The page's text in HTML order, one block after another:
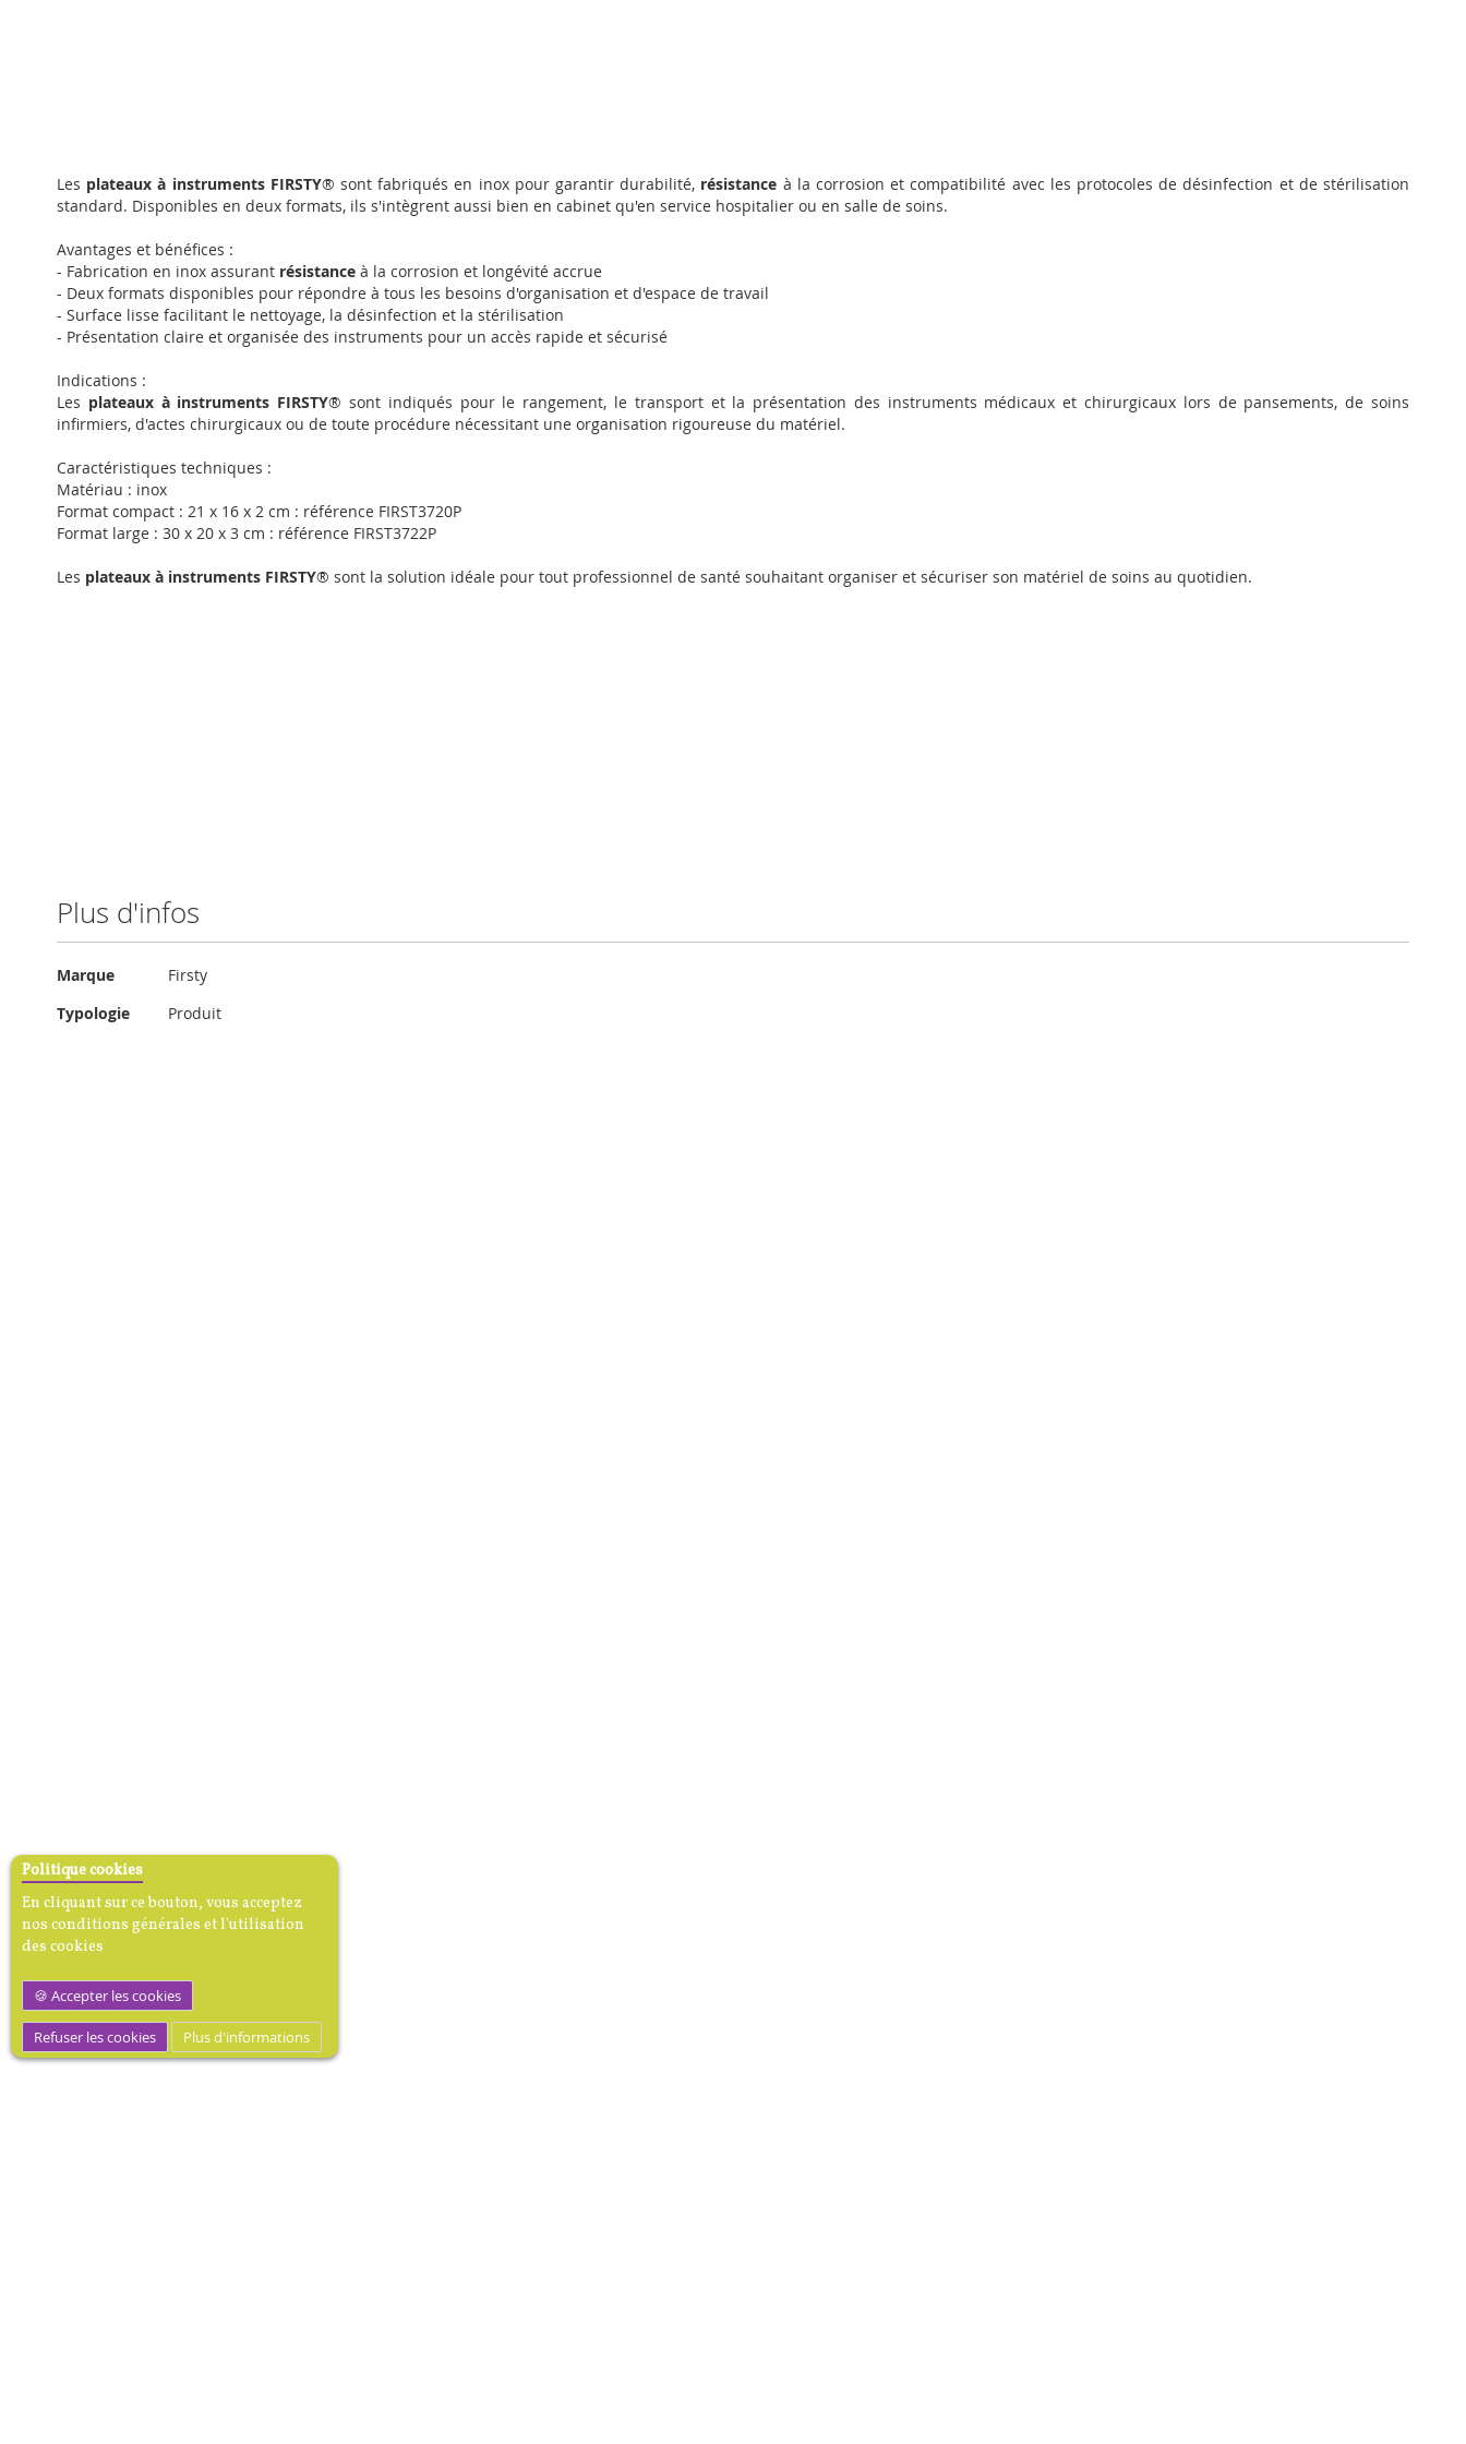
Politique cookies
En cliquant sur ce bouton, vous acceptez
nos conditions générales et l'utilisation
des cookies
Accepter les cookies
Refuser les cookies Plus d'informations
au
début
la
Galerie
d’images
Les plateaux à instruments FIRSTY® sont fabriqués en inox pour garantir durabilité, résistance à la corrosion et compatibilité avec les protocoles de désinfection et de stérilisation
standard. Disponibles en deux formats, ils s'intègrent aussi bien en cabinet qu'en service hospitalier ou en salle de soins.
Avantages et bénéfices :
- Fabrication en inox assurant résistance à la corrosion et longévité accrue
- Deux formats disponibles pour répondre à tous les besoins d'organisation et d'espace de travail
- Surface lisse facilitant le nettoyage, la désinfection et la stérilisation
- Présentation claire et organisée des instruments pour un accès rapide et sécurisé
Indications :
Les plateaux à instruments FIRSTY® sont indiqués pour le rangement, le transport et la présentation des instruments médicaux et chirurgicaux lors de pansements, de soins
infirmiers, d'actes chirurgicaux ou de toute procédure nécessitant une organisation rigoureuse du matériel.
Caractéristiques techniques :
Matériau : inox
Format compact : 21 x 16 x 2 cm : référence FIRST3720P
Format large : 30 x 20 x 3 cm : référence FIRST3722P
Les plateaux à instruments FIRSTY® sont la solution idéale pour tout professionnel de santé souhaitant organiser et sécuriser son matériel de soins au quotidien.
Plus d'infos
Plus
d'infos
Marque
Firsty
Typologie
Produit